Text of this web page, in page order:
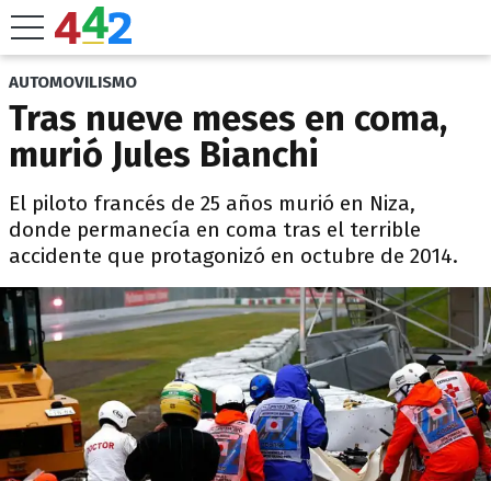
AUTOMOVILISMO
Tras nueve meses en coma,
murió Jules Bianchi
El piloto francés de 25 años murió en Niza,
donde permanecía en coma tras el terrible
accidente que protagonizó en octubre de 2014.